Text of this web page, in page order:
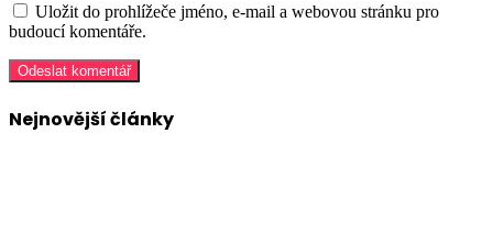
Uložit do prohlížeče jméno, e-mail a webovou stránku pro
budoucí komentáře.
Nejnovější články